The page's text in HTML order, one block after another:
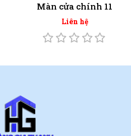
Màn cửa chính 11
Liên hệ